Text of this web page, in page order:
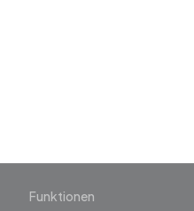
Funktionen